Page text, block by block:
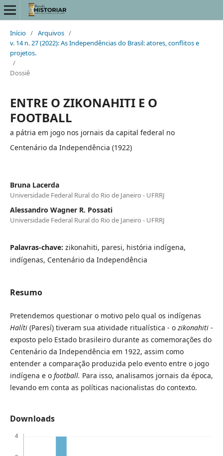
Início / Arquivos /
v. 14 n. 27 (2022): As Independências do Brasil: atores, conflitos e
projetos.
/
Dossiê
ENTRE O ZIKONAHITI E O
FOOTBALL
a pátria em jogo nos jornais da capital federal no
Centenário da Independência (1922)
Bruna Lacerda
Universidade Federal Rural do Rio de Janeiro - UFRRJ
Alessandro Wagner R. Possati
Universidade Federal Rural do Rio de Janeiro - UFRRJ
Palavras-chave: zikonahiti, paresi, história indígena,
indígenas, Centenário da Independência
Resumo
Pretendemos questionar o motivo pelo qual os indígenas
Halíti (Paresí) tiveram sua atividade ritualística - ozikonahiti -
exposto pelo Estado brasileiro durante as comemorações do
Centenário da Independência em 1922, assim como
entender a comparação produzida pelo evento entre o jogo
indígena e o football. Para isso, analisamos jornais da época,
levando em conta as políticas nacionalistas do contexto.
Downloads